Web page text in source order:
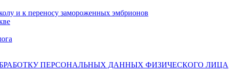
и к переносу замороженных эмбрионов
ПЕРСОНАЛЬНЫХ ДАННЫХ ФИЗИЧЕСКОГО ЛИЦА